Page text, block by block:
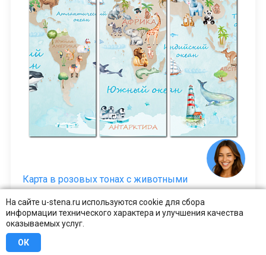
На сайте u-stena.ru используются cookie для сбора
информации технического характера и улучшения качества
оказываемых услуг.
ОК
Карта в розовых тонах с животными
КУПИТЬ В 1 КЛИК
от 2000 ₽